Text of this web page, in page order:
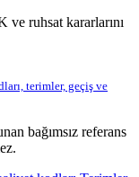
ve ruhsat kararlarını
terimler, geçiş ve
bağımsız referans